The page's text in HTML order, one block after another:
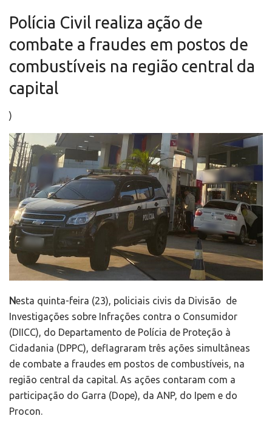
Polícia Civil realiza ação de
combate a fraudes em postos de
combustíveis na região central da
capital
)
Nesta quinta-feira (23), policiais civis da Divisão de
Investigações sobre Infrações contra o Consumidor
(DIICC), do Departamento de Polícia de Proteção à
Cidadania (DPPC), deflagraram três ações simultâneas
de combate a fraudes em postos de combustíveis, na
região central da capital. As ações contaram com a
participação do Garra (Dope), da ANP, do Ipem e do
Procon.